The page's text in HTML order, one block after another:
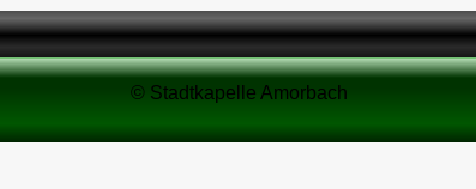
© Stadtkapelle Amorbach